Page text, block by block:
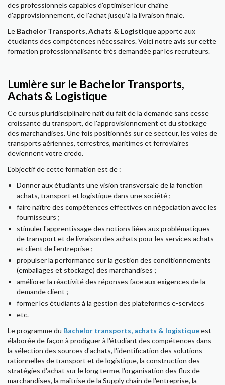
des professionnels capables d'optimiser leur chaîne
d'approvisionnement, de l'achat jusqu'à la livraison finale.
Le Bachelor Transports, Achats & Logistiqueapporte aux
étudiants des compétences nécessaires. Voici notre avis sur cette
formation professionnalisante très demandée par les recruteurs.
Lumière sur le Bachelor Transports,
Achats & Logistique
Ce cursus pluridisciplinaire naît du fait de la demande sans cesse
croissante du transport, de l'approvisionnement et du stockage
des marchandises. Une fois positionnés sur ce secteur, les voies de
transports aériennes, terrestres, maritimes et ferroviaires
deviennent votre credo.
L'objectif de cette formation est de :
Donner aux étudiants une vision transversale de la fonction
achats, transport et logistique dans une société ;
faire naître des compétences effectives en négociation avec les
fournisseurs ;
stimuler l'apprentissage des notions liées aux problématiques
de transport et de livraison des achats pour les services achats
et client de l'entreprise ;
propulser la performance sur la gestion des conditionnements
(emballages et stockage) des marchandises ;
améliorer la réactivité des réponses face aux exigences de la
demande client ;
former les étudiants à la gestion des plateformes e-services
etc.
Le programme du Bachelor transports, achats & logistiqueest
élaborée de façon à prodiguer à l'étudiant des compétences dans
la sélection des sources d'achats, l'identification des solutions
rationnelles de transport et de logistique, la construction des
stratégies d'achat sur le long terme, l'organisation des flux de
marchandises, la maîtrise de la Supply chain de l'entreprise, la